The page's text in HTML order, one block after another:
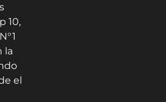
10,
la
el